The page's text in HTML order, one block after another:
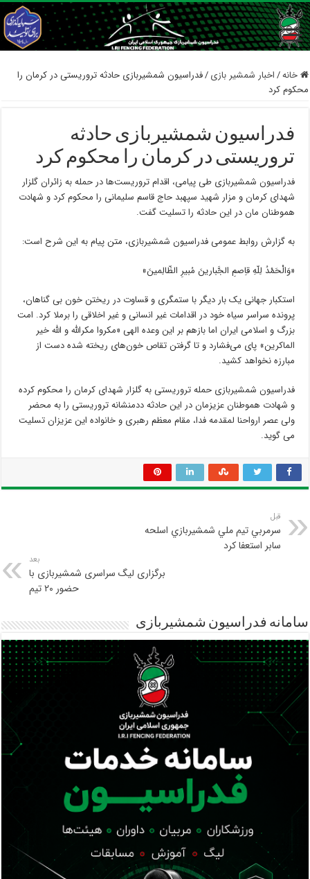
خانه/اخبار شمشیر بازی /فدراسیون شمشیربازی حادثه تروریستی در کرمان را
محکوم کرد
فدراسیون شمشیربازی حادثه
تروریستی در کرمان را محکوم کرد
فدراسیون شمشیربازی طی پیامی، اقدام تروریست‌ها در حمله به زائران گلزار
شهدای کرمان و مزار شهید سپهبد حاج قاسم سلیمانی را محکوم کرد و شهادت
هموطنان مان در این حادثه را تسلیت گفت.
به گزارش روابط عمومی فدراسیون شمشیربازی، متن پیام به این شرح است:
«وَالْحَمْدُ لِلّهِ قاِصمِ الجَّبارینَ مُبیرِ الظّالِمینَ»
استکبار جهانی یک بار دیگر با ستمگری و قساوت در ریختن خون بی گناهان،
پرونده سراسر سیاه خود در اقدامات غیر انسانی و غیر اخلاقی را برملا کرد. امت
بزرگ و اسلامی ایران اما بازهم بر این وعده الهی «مکروا مکرالله و الله خیر
الماکرین» پای می‌فشارد و تا گرفتن تقاص خون‌های ریخته شده دست از
مبارزه نخواهد کشید.
فدراسیون شمشیربازی حمله تروریستی به گلزار شهدای کرمان را محکوم‌ کرده
و شهادت هموطنان عزیزمان در این حادثه ددمنشانه تروریستی را به محضر
ولی عصر ارواحنا لمقدمه فدا، مقام معظم رهبری و خانواده این عزیزان تسلیت
می گوید.
قبل
سرمربي تيم ملي شمشيربازي اسلحه
سابر استعفا كرد
بعد
برگزاری لیگ سراسری شمشیربازی با
حضور ۲۰ تیم
سامانه فدراسیون شمشیربازی